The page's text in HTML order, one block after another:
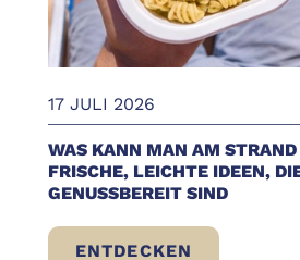
17 JULI 2026
WAS KANN MAN AM STRAND
FRISCHE, LEICHTE IDEEN,
GENUSSBEREIT SIND
ENTDECKEN